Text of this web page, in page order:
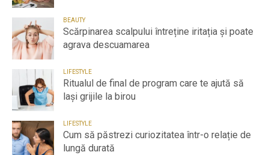
BEAUTY
Scărpinarea scalpului întreține iritația și poate
agrava descuamarea
LIFESTYLE
Ritualul de final de program care te ajută să
lași grijile la birou
LIFESTYLE
Cum să păstrezi curiozitatea într-o relație de
lungă durată